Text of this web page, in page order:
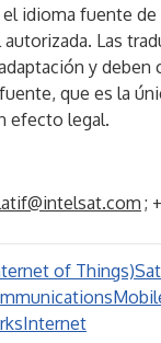
idioma fuente
Las
y deben
que es la
efecto legal.
;
of Things)
Internet